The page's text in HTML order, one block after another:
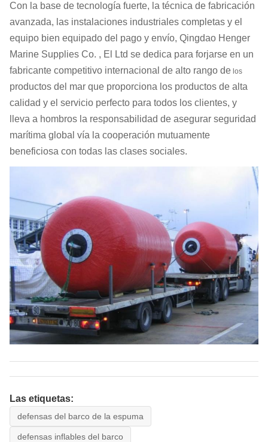
Con la base de tecnología fuerte, la técnica de fabricación
avanzada, las instalaciones industriales completas y el
equipo bien equipado del pago y envío, Qingdao Henger
Marine Supplies Co. , El Ltd se dedica para forjarse en un
fabricante competitivo internacional de alto rango de los
productos del mar que proporciona los productos de alta
calidad y el servicio perfecto para todos los clientes, y
lleva a hombros la responsabilidad de asegurar seguridad
marítima global vía la cooperación mutuamente
beneficiosa con todas las clases sociales.
Las etiquetas:
defensas del barco de la espuma
defensas inflables del barco